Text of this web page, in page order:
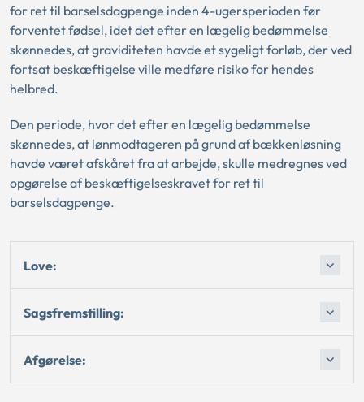
for ret til barselsdagpenge inden 4-ugersperioden før
forventet fødsel, idet det efter en lægelig bedømmelse
skønnedes, at graviditeten havde et sygeligt forløb, der ved
fortsat beskæftigelse ville medføre risiko for hendes
helbred.
Den periode, hvor det efter en lægelig bedømmelse
skønnedes, at lønmodtageren på grund af bækkenløsning
havde været afskåret fra at arbejde, skulle medregnes ved
opgørelse af beskæftigelseskravet for ret til
barselsdagpenge.
Love:
Sagsfremstilling:
Afgørelse: